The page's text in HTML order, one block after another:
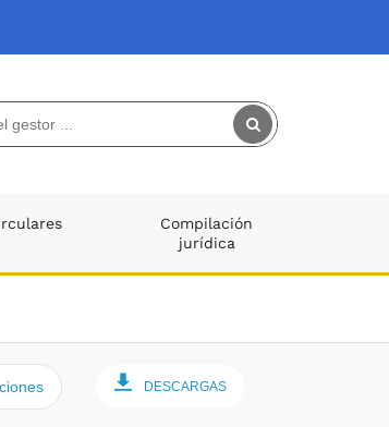
Compilación
jurídica
DESCARGAS